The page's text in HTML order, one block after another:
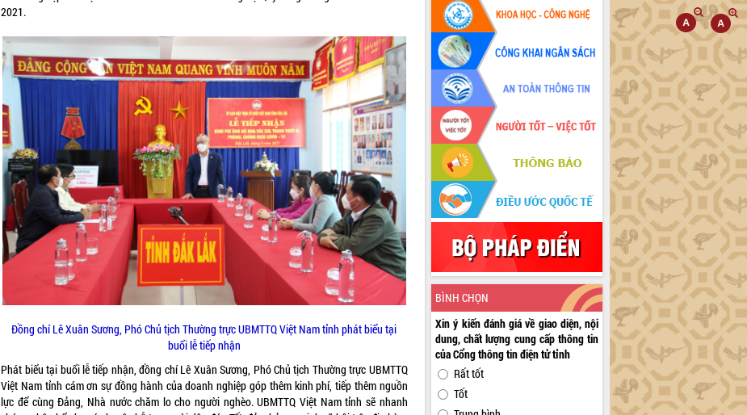
2021.
Đồng chí Lê Xuân Sương, Phó Chủ tịch Thường trực UBMTTQ Việt Nam tỉnh phát biểu tại
buổi lễ tiếp nhận
Phát biểu tại buổi lễ tiếp nhận, đồng chí Lê Xuân Sương, Phó Chủ tịch Thường trực UBMTTQ
Việt Nam tỉnh cám ơn sự đồng hành của doanh nghiệp góp thêm kinh phí, tiếp thêm nguồn
lực để cùng Đảng, Nhà nước chăm lo cho người nghèo. UBMTTQ Việt Nam tỉnh sẽ nhanh
BÌNH CHỌN
Xin ý kiến đánh giá về giao diện, nội
dung, chất lượng cung cấp thông tin
của Cổng thông tin điện tử tỉnh
Rất tốt
Tốt